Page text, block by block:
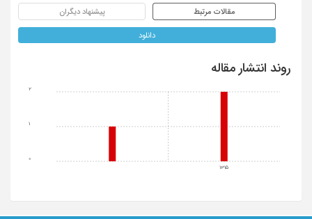
مقالات مرتبط پیشنهاد دیگران
دانلود
روند انتشار مقاله
1315
0
1
2